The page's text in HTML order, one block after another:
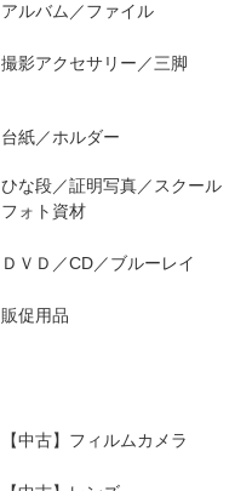
アルバム／ファイル
撮影アクセサリー／三脚
台紙／ホルダー
ひな段／証明写真／スクール
フォト資材
ＤＶＤ／CD／ブルーレイ
販促用品
【中古】フィルムカメラ